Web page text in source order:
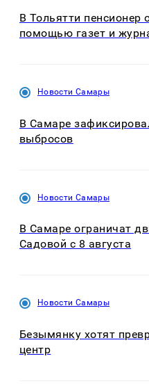
В Тольятти
помощью газет и
Новости Самары
В Самаре
выбросов
Новости Самары
В Самаре ограничат
Садовой с 8 августа
Новости Самары
Безымянку хотят
центр